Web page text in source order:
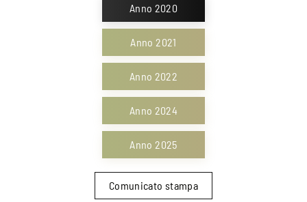
Anno 2020
Anno 2021
Anno 2022
Anno 2024
Anno 2025
Comunicato stampa